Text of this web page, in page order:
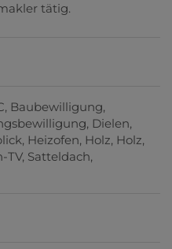
tätig.
Baubewilligung
Dielen
Heizofen Holz Holz
TV Satteldach